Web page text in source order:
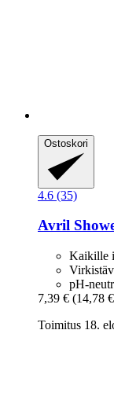
Ostoskori
4.6 (35)
Avril
Kaikille
pH-
7,39 € (14,78
Toimitus 18.